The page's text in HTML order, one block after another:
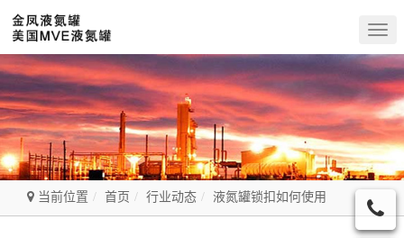
当前位置 首页 行业动态 液氮罐锁扣如何使用